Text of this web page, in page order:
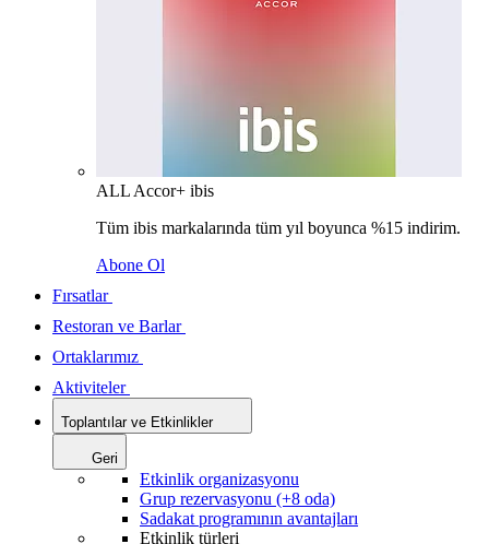
ALL Accor+ ibis
Tüm ibis markalarında tüm yıl boyunca %15 indirim.
Abone Ol
Fırsatlar
Restoran ve Barlar
Ortaklarımız
Aktiviteler
Toplantılar ve Etkinlikler
Geri
Etkinlik organizasyonu
Grup rezervasyonu (+8 oda)
Sadakat programının avantajları
Etkinlik türleri